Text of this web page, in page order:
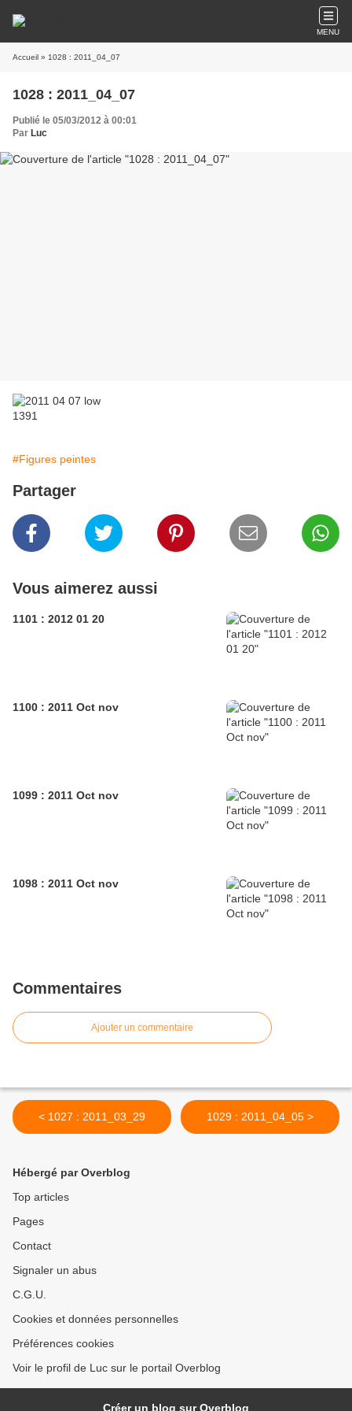
MENU
Accueil » 1028 : 2011_04_07
1028 : 2011_04_07
Publié le 05/03/2012 à 00:01
Par Luc
#Figures peintes
Partager
Vous aimerez aussi
1101 : 2012 01 20
1100 : 2011 Oct nov
1099 : 2011 Oct nov
1098 : 2011 Oct nov
Commentaires
Ajouter un commentaire
< 1027 : 2011_03_29 1029 : 2011_04_05 >
Hébergé par Overblog
Top articles
Pages
Contact
Signaler un abus
C.G.U.
Cookies et données personnelles
Préférences cookies
Voir le profil de Luc sur le portail Overblog
Créer un blog sur Overblog